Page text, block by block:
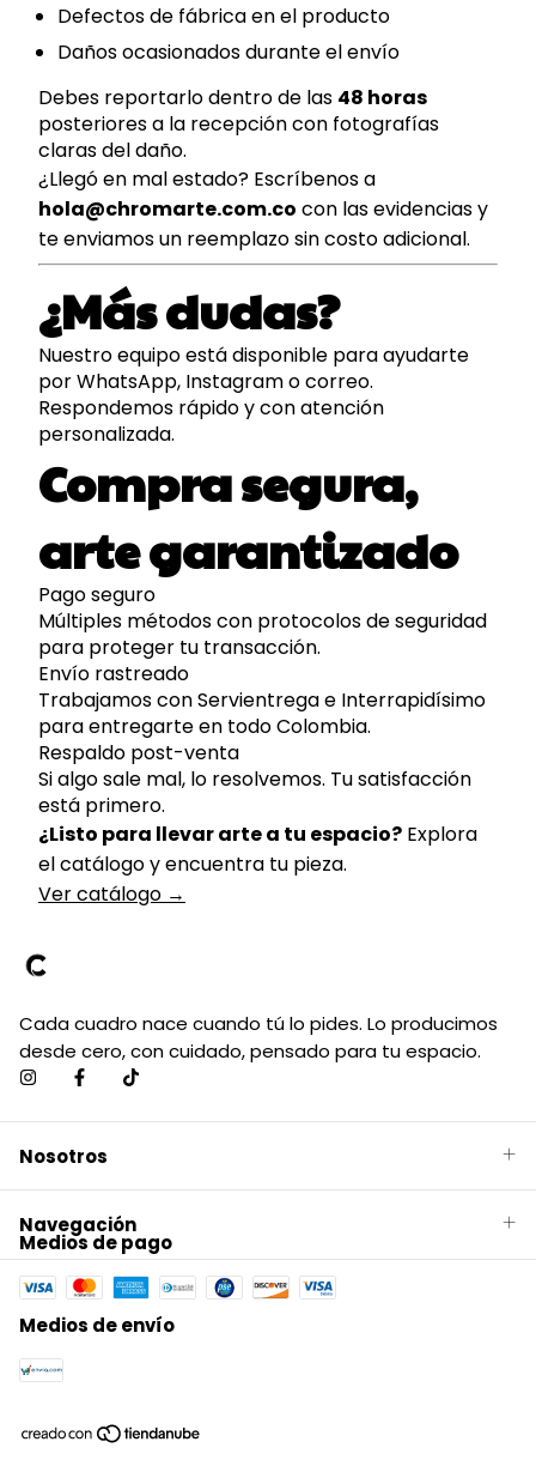
Defectos de fábrica en el producto
Daños ocasionados durante el envío
Debes reportarlo dentro de las 48 horas
posteriores a la recepción con fotografías
claras del daño.
¿Llegó en mal estado? Escríbenos a
hola@chromarte.com.co con las evidencias y
te enviamos un reemplazo sin costo adicional.
¿Más dudas?
Nuestro equipo está disponible para ayudarte
por WhatsApp, Instagram o correo.
Respondemos rápido y con atención
personalizada.
Compra segura,
arte garantizado
Pago seguro
Múltiples métodos con protocolos de seguridad
para proteger tu transacción.
Envío rastreado
Trabajamos con Servientrega e Interrapidísimo
para entregarte en todo Colombia.
Respaldo post-venta
Si algo sale mal, lo resolvemos. Tu satisfacción
está primero.
¿Listo para llevar arte a tu espacio? Explora
el catálogo y encuentra tu pieza.
Ver catálogo →
Cada cuadro nace cuando tú lo pides. Lo producimos
desde cero, con cuidado, pensado para tu espacio.
Nosotros
Navegación
Medios de pago
Medios de envío